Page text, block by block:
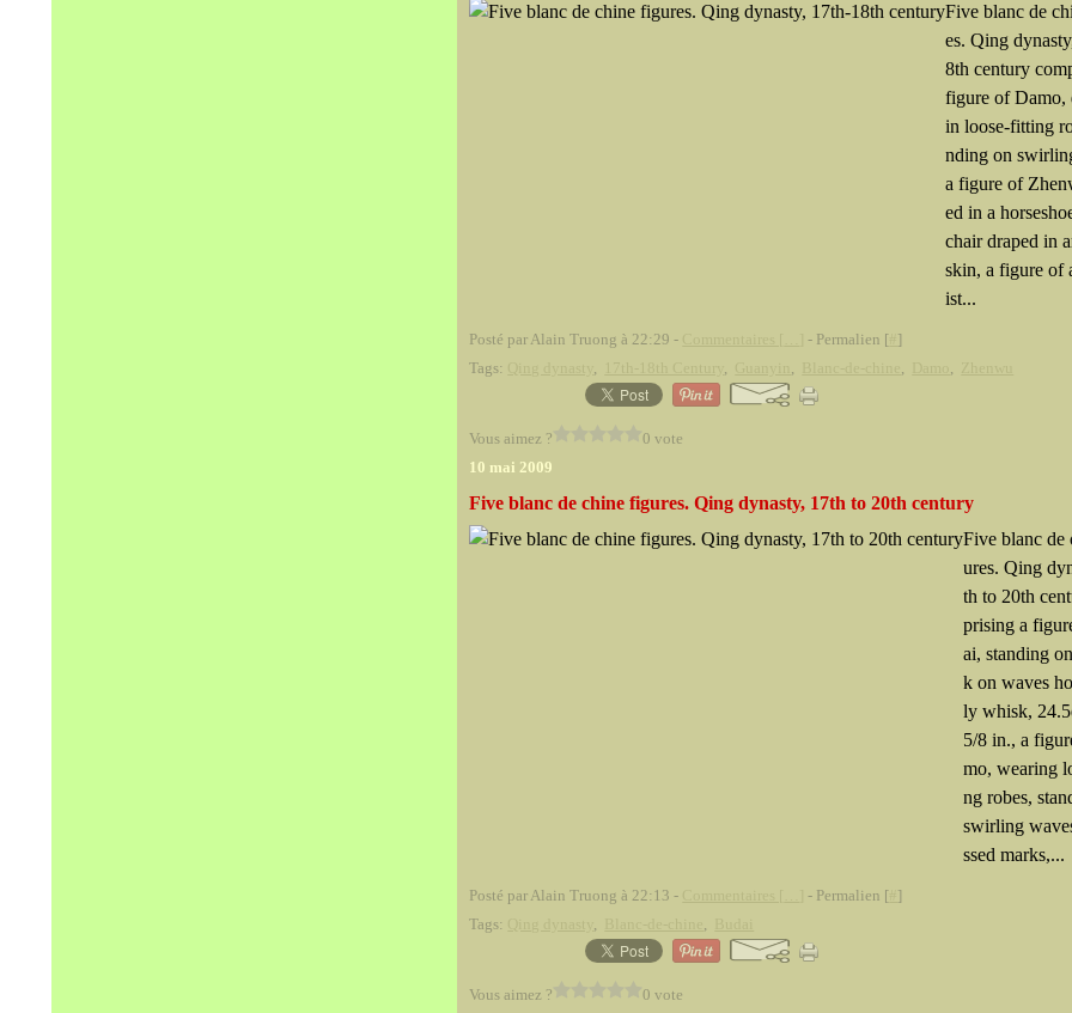
Five blanc de
es. Qing
8th century
figure of Damo,
in loose-fitting
nding on
a figure of
ed in a
chair draped in
skin, a figure of
ist...
Posté par Alain Truong à 22:29 - - Permalien [ ]
Tags:
, , , , ,
Vous aimez ?
0 vote
10 mai 2009
Five blanc de chine figures. Qing dynasty, 17th to 20th century
Five blanc de
ures. Qing
th to 20th
prising a
ai, standing
k on waves
ly whisk,
5/8 in., a
mo, wearing
ng robes,
swirling
ssed marks,...
Posté par Alain Truong à 22:13 - - Permalien [ ]
Tags:
, ,
Vous aimez ?
0 vote